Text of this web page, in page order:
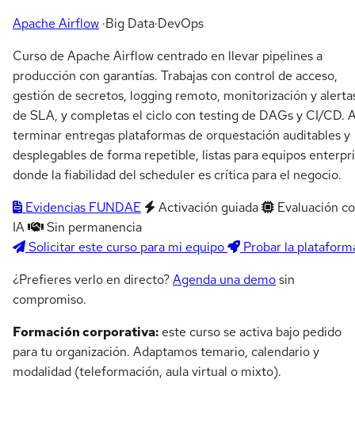
Apache Airflow ·Big Data·DevOps
Curso de Apache Airflow centrado en llevar pipelines a
producción con garantías. Trabajas con control de acceso,
gestión de secretos, logging remoto, monitorización y
de SLA, y completas el ciclo con testing de DAGs y CI/CD.
terminar entregas plataformas de orquestación auditables y
desplegables de forma repetible, listas para equipos
donde la fiabilidad del scheduler es crítica para el negocio.
Evidencias FUNDAE
Activación guiada
Evaluación
IA
Sin permanencia
Solicitar este curso para mi equipo
Probar la
¿Prefieres verlo en directo?Agenda una demosin
compromiso.
Formación corporativa: este curso se activa bajo pedido
para tu organización. Adaptamos temario, calendario y
modalidad (teleformación, aula virtual o mixto).